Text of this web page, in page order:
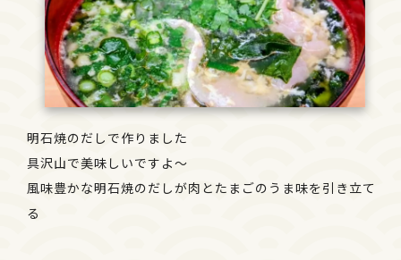
明石焼のだしで作りました
具沢山で美味しいですよ～
風味豊かな明石焼のだしが肉とたまごのうま味を引き立て
る